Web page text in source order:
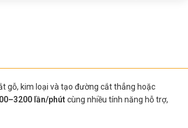
gỗ, kim loại và tạo đường cắt thẳng hoặc
lần/phút cùng nhiều tính năng hỗ trợ,